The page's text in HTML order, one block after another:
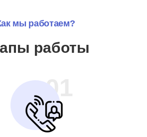
мы работаем?
работы
01